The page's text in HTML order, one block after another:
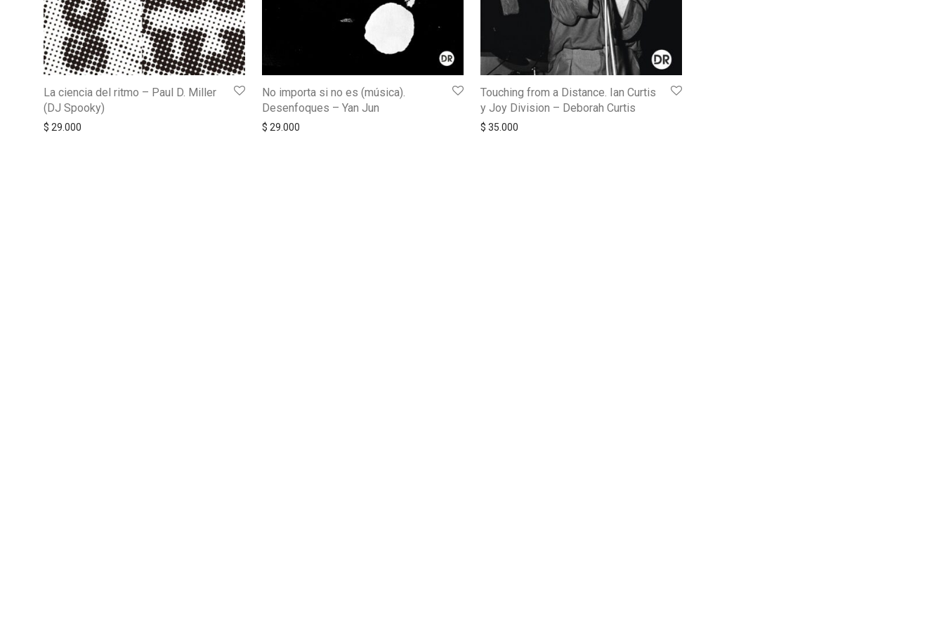
La ciencia del ritmo – Paul D. Miller
(DJ Spooky)
$ 29.000
No importa si no es (música).
Desenfoques – Yan Jun
$ 29.000
Touching from a Distance. Ian Curtis
y Joy Division – Deborah Curtis
$ 35.000